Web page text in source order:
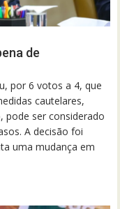
de
por 6 votos a 4, que
cautelares,
ser considerado
A decisão foi
uma mudança em